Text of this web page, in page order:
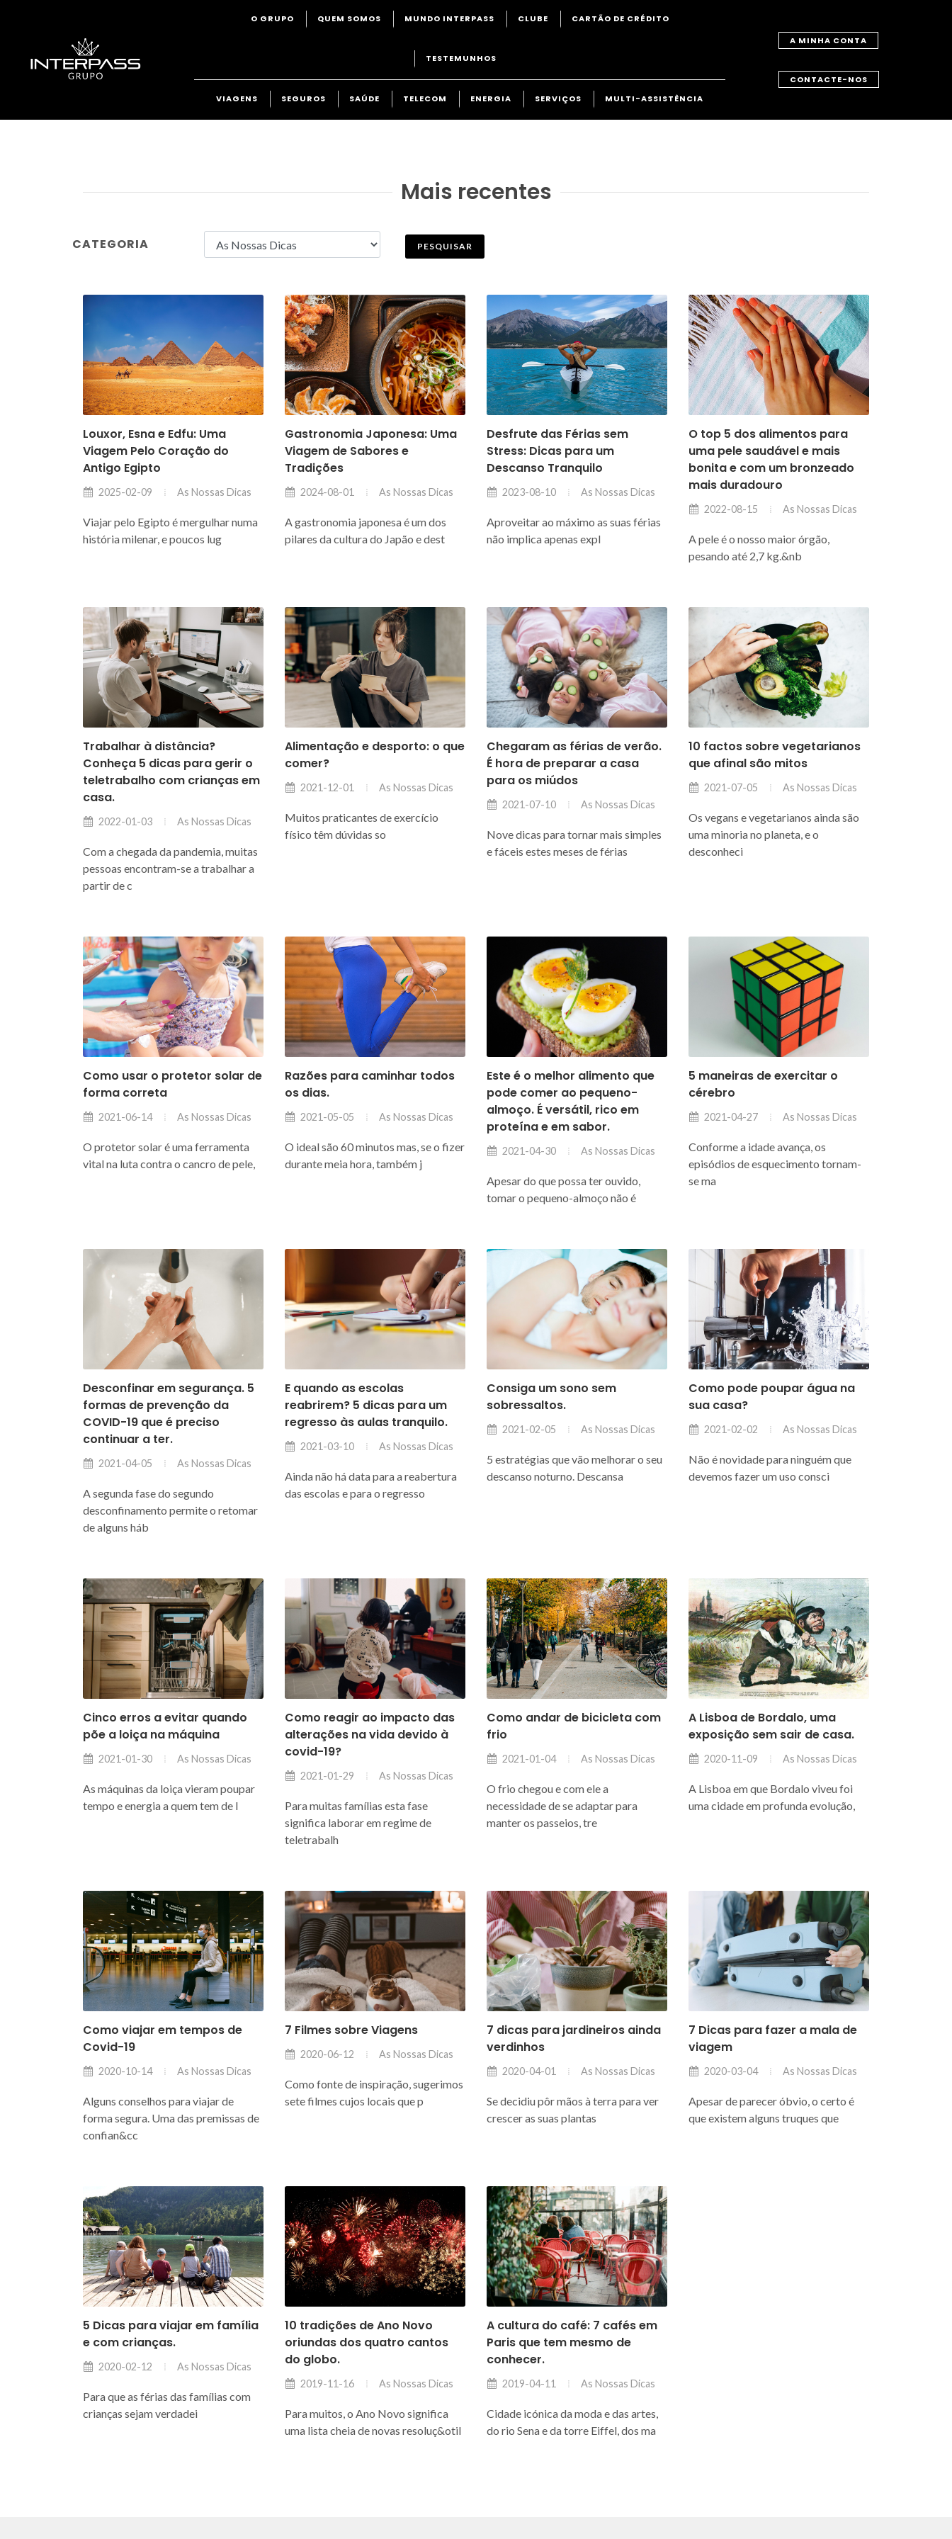
O GRUPO QUEM SOMOS MUNDO INTERPASS CLUBE CARTÃO DE CRÉDITO
TESTEMUNHOS
VIAGENS SEGUROS SAÚDE TELECOM ENERGIA SERVIÇOS MULTI-ASSISTÊNCIA
A MINHA CONTA
CONTACTE-NOS
Mais recentes
CATEGORIA PESQUISAR
Louxor, Esna e Edfu: Uma
Viagem Pelo Coração do
Antigo Egipto
2025-02-09 As Nossas Dicas
Viajar pelo Egipto é mergulhar numa
história milenar, e poucos lug
Gastronomia Japonesa: Uma
Viagem de Sabores e
Tradições
2024-08-01 As Nossas Dicas
A gastronomia japonesa é um dos
pilares da cultura do Japão e dest
Desfrute das Férias sem
Stress: Dicas para um
Descanso Tranquilo
2023-08-10 As Nossas Dicas
Aproveitar ao máximo as suas férias
não implica apenas expl
O top 5 dos alimentos para
uma pele saudável e mais
bonita e com um bronzeado
mais duradouro
2022-08-15 As Nossas Dicas
A pele é o nosso maior órgão,
pesando até 2,7 kg.&nb
Trabalhar à distância?
Conheça 5 dicas para gerir o
teletrabalho com crianças em
casa.
2022-01-03 As Nossas Dicas
Com a chegada da pandemia, muitas
pessoas encontram-se a trabalhar a
partir de c
Alimentação e desporto: o que
comer?
2021-12-01 As Nossas Dicas
Muitos praticantes de exercício
físico têm dúvidas so
Chegaram as férias de verão.
É hora de preparar a casa
para os miúdos
2021-07-10 As Nossas Dicas
Nove dicas para tornar mais simples
e fáceis estes meses de férias
10 factos sobre vegetarianos
que afinal são mitos
2021-07-05 As Nossas Dicas
Os vegans e vegetarianos ainda são
uma minoria no planeta, e o
desconheci
Como usar o protetor solar de
forma correta
2021-06-14 As Nossas Dicas
O protetor solar é uma ferramenta
vital na luta contra o cancro de pele,
Razões para caminhar todos
os dias.
2021-05-05 As Nossas Dicas
O ideal são 60 minutos mas, se o fizer
durante meia hora, também j
Este é o melhor alimento que
pode comer ao pequeno-
almoço. É versátil, rico em
proteína e em sabor.
2021-04-30 As Nossas Dicas
Apesar do que possa ter ouvido,
tomar o pequeno-almoço não é
5 maneiras de exercitar o
cérebro
2021-04-27 As Nossas Dicas
Conforme a idade avança, os
episódios de esquecimento tornam-
se ma
Desconfinar em segurança. 5
formas de prevenção da
COVID-19 que é preciso
continuar a ter.
2021-04-05 As Nossas Dicas
A segunda fase do segundo
desconfinamento permite o retomar
de alguns háb
E quando as escolas
reabrirem? 5 dicas para um
regresso às aulas tranquilo.
2021-03-10 As Nossas Dicas
Ainda não há data para a reabertura
das escolas e para o regresso
Consiga um sono sem
sobressaltos.
2021-02-05 As Nossas Dicas
5 estratégias que vão melhorar o seu
descanso noturno. Descansa
Como pode poupar água na
sua casa?
2021-02-02 As Nossas Dicas
Não é novidade para ninguém que
devemos fazer um uso consci
Cinco erros a evitar quando
põe a loiça na máquina
2021-01-30 As Nossas Dicas
As máquinas da loiça vieram poupar
tempo e energia a quem tem de l
Como reagir ao impacto das
alterações na vida devido à
covid-19?
2021-01-29 As Nossas Dicas
Para muitas famílias esta fase
significa laborar em regime de
teletrabalh
Como andar de bicicleta com
frio
2021-01-04 As Nossas Dicas
O frio chegou e com ele a
necessidade de se adaptar para
manter os passeios, tre
A Lisboa de Bordalo, uma
exposição sem sair de casa.
2020-11-09 As Nossas Dicas
A Lisboa em que Bordalo viveu foi
uma cidade em profunda evolução,
Como viajar em tempos de
Covid-19
2020-10-14 As Nossas Dicas
Alguns conselhos para viajar de
forma segura. Uma das premissas de
confian&cc
7 Filmes sobre Viagens
2020-06-12 As Nossas Dicas
Como fonte de inspiração, sugerimos
sete filmes cujos locais que p
7 dicas para jardineiros ainda
verdinhos
2020-04-01 As Nossas Dicas
Se decidiu pôr mãos à terra para ver
crescer as suas plantas
7 Dicas para fazer a mala de
viagem
2020-03-04 As Nossas Dicas
Apesar de parecer óbvio, o certo é
que existem alguns truques que
5 Dicas para viajar em família
e com crianças.
2020-02-12 As Nossas Dicas
Para que as férias das famílias com
crianças sejam verdadei
10 tradições de Ano Novo
oriundas dos quatro cantos
do globo.
2019-11-16 As Nossas Dicas
Para muitos, o Ano Novo significa
uma lista cheia de novas resoluç&otil
A cultura do café: 7 cafés em
Paris que tem mesmo de
conhecer.
2019-04-11 As Nossas Dicas
Cidade icónica da moda e das artes,
do rio Sena e da torre Eiffel, dos ma